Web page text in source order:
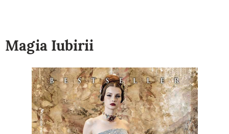
Magia Iubirii